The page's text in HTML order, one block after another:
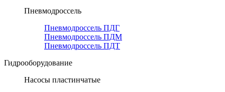
Пневмодроссель
Пневмодроссель ПДГ
Пневмодроссель ПДМ
Пневмодроссель ПДТ
Гидрооборудование
Насосы пластинчатые